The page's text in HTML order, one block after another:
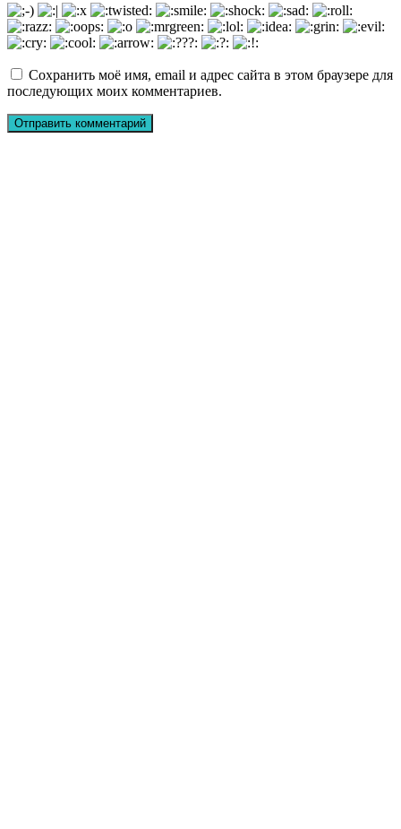
Сохранить моё имя, email и адрес сайта в этом браузере для
последующих моих комментариев.